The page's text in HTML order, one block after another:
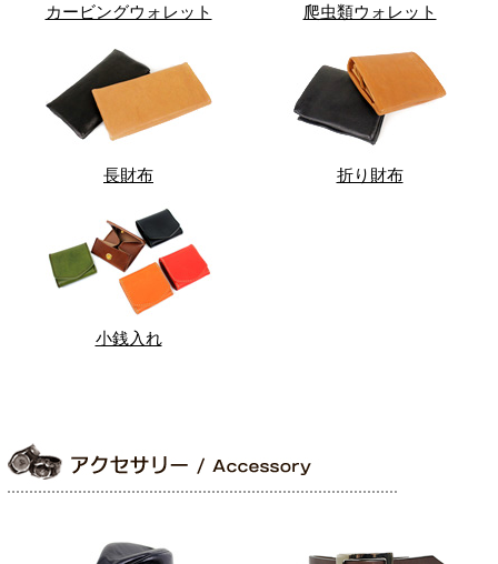
カービングウォレット 爬虫類ウォレット
長財布 折り財布
小銭入れ